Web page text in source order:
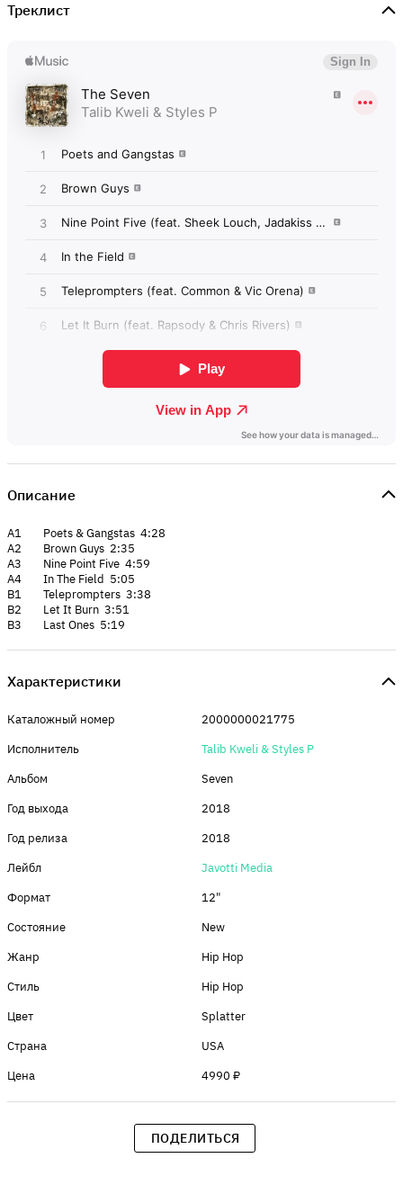
Треклист
Описание
A1 Poets & Gangstas 4:28
A2 Brown Guys 2:35
A3 Nine Point Five 4:59
A4 In The Field 5:05
B1 Teleprompters 3:38
B2 Let It Burn 3:51
B3 Last Ones 5:19
Характеристики
Каталожный номер
2000000021775
Исполнитель
Talib Kweli & Styles P
Альбом
Seven
Год выхода
2018
Год релиза
2018
Лейбл
Javotti Media
Формат
12"
Состояние
New
Жанр
Hip Hop
Стиль
Hip Hop
Цвет
Splatter
Страна
USA
Цена
4990 ₽
ПОДЕЛИТЬСЯ